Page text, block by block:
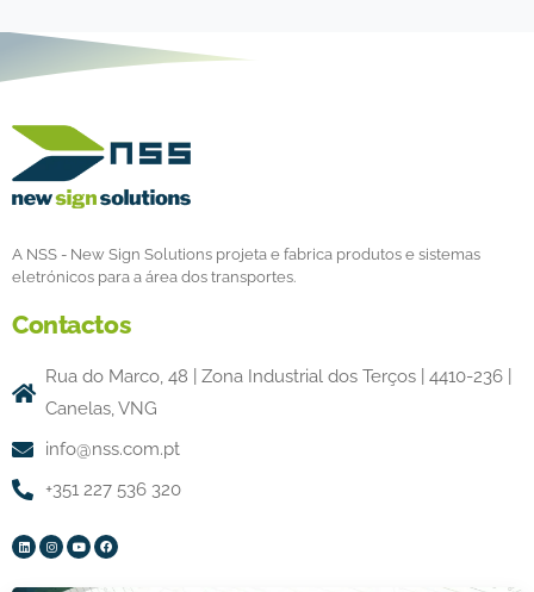
A NSS - New Sign Solutions projeta e fabrica produtos e sistemas
eletrónicos para a área dos transportes.
Contactos
Rua do Marco, 48 | Zona Industrial dos Terços | 4410-236 |
Canelas, VNG
info@nss.com.pt
+351 227 536 320